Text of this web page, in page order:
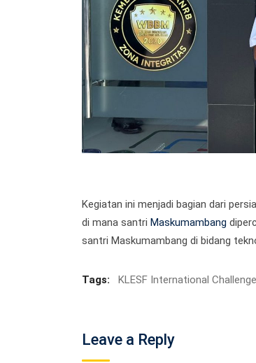
Kegiatan ini menjadi bagian dari
di mana santri Maskumambang
santri Maskumambang di bidang
Tags: KLESF International
Leave a Reply